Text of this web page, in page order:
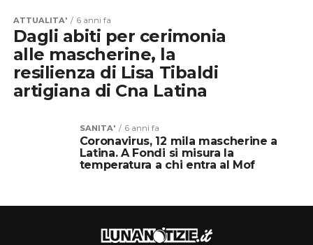
ATTUALITA' 6 anni fa
Dagli abiti per cerimonia
alle mascherine, la
resilienza di Lisa Tibaldi
artigiana di Cna Latina
SANITA' 6 anni fa
Coronavirus, 12 mila mascherine a
Latina. A Fondi si misura la
temperatura a chi entra al Mof